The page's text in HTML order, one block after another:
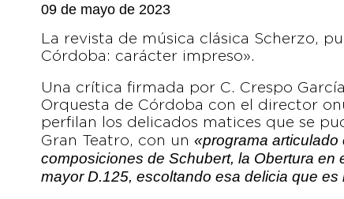
09 de mayo de 2023
La revista de música clásica Scherzo,
Córdoba: carácter impreso».
Una crítica firmada por C. Crespo
Orquesta de Córdoba con el director
perfilan los delicados matices que se
Gran Teatro, con un «programa
composiciones de Schubert, la Obertura en
mayor D.125, escoltando esa delicia que